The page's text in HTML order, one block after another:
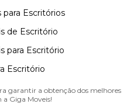
para Escritórios
de Escritório
para Escritório
Escritório
garantir a obtenção dos melhores
Giga Moveis!